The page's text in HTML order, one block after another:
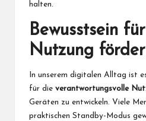
halten.
Bewusstsein
Nutzung
In unserem digitalen Alltag ist
für die verantwortungsvolle
Geräten zu entwickeln. Viele
praktischen Standby-Modus